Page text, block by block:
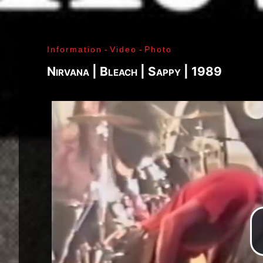
Information - Video - Photo
Nirvana | Bleach | Sappy | 1989
J. Ramone - Ian Curtis - Bernard Sumner - Peter
Fred «Sonic» Smith - Kasim Sulton - Oliver
Jimi Hendrix - Noel Redding - Mitch Mitchell -
Joplin - Sam Andrew - Peter Albin - David Getz
- Brad Campbell - Clark Pierson - Ad-Rock -
- Bernie Bonvoisin - Norbert Krief - Yves Brusco
Jones - Sid Vicious - Glen Matlock - Paul Cook
Émile Hanela «Jeannot» - Brian Johnson - Bon
Rudd | My Generation - 1965, Jimi Plays
Thrills - 1968, Electric Ladyland - 1968, Waiting
1969, III - 1970, Morrison Hotel - 1970, IV -
Holy - 1973, Physical Graffiti - 1975, Horses -
Never Mind The Bollocks, Here's The Sex
Enough Rope - 1978, Highway To Hell - 1979,
Black - 1980, Love Will Tear Us Apart - 1980,